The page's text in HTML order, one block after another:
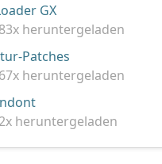
GX
heruntergeladen
Patches
heruntergeladen
heruntergeladen